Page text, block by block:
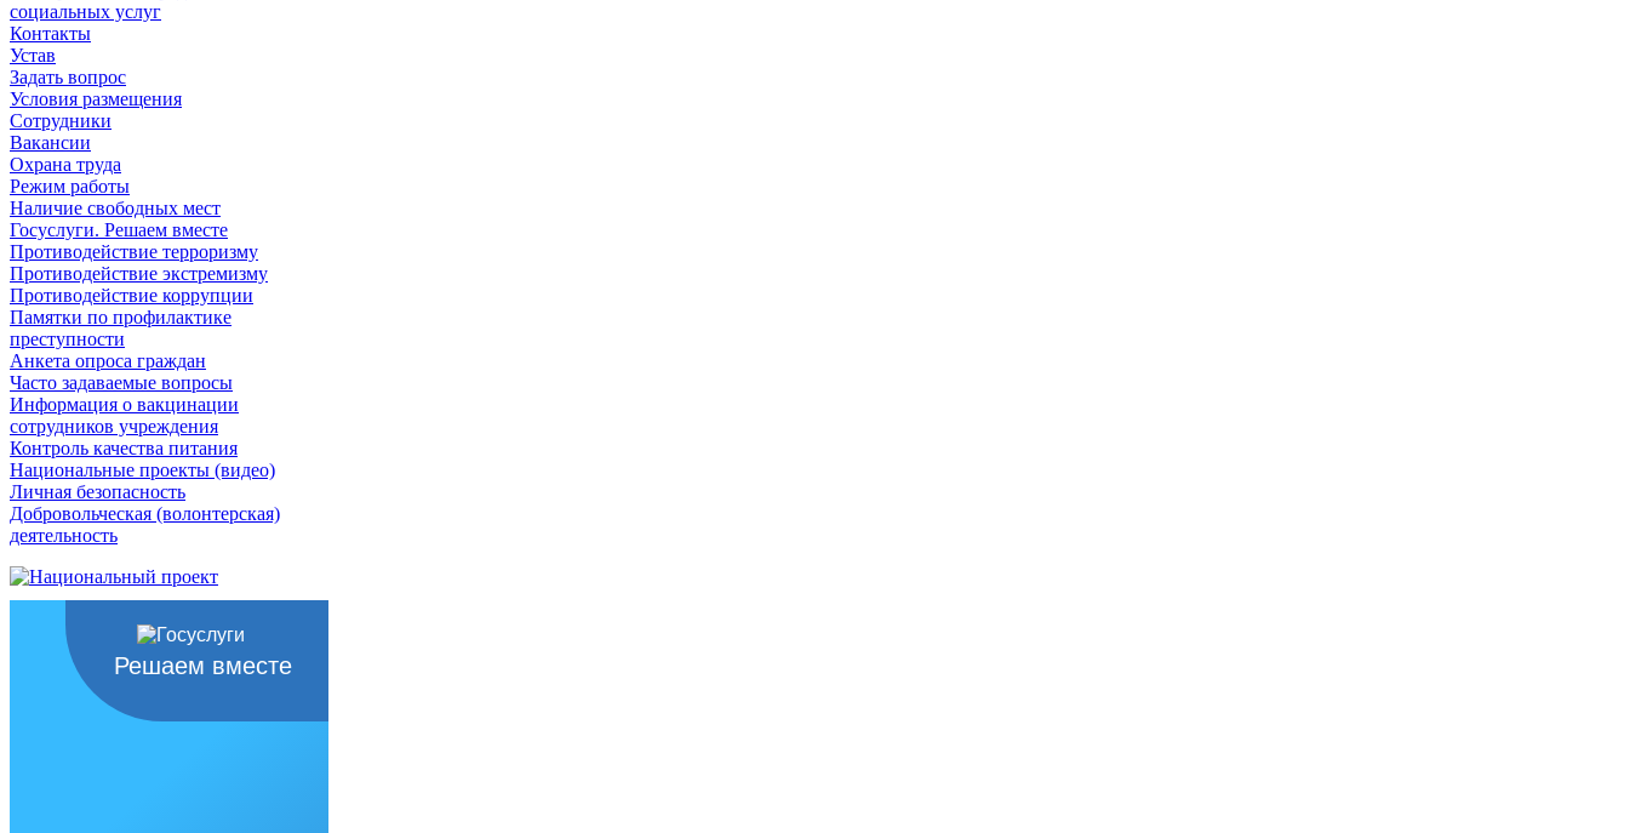
социальных услуг
Контакты
Устав
Задать вопрос
Условия размещения
Сотрудники
Вакансии
Охрана труда
Режим работы
Наличие свободных мест
Госуслуги. Решаем вместе
Противодействие терроризму
Противодействие экстремизму
Противодействие коррупции
Памятки по профилактике
преступности
Анкета опроса граждан
Часто задаваемые вопросы
Информация о вакцинации
сотрудников учреждения
Контроль качества питания
Национальные проекты (видео)
Личная безопасность
Добровольческая (волонтерская)
деятельность
Решаем вместе